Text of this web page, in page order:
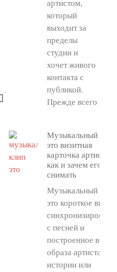
артистом,
который
выходит за
пределы
студии и
хочет живого
контакта с
публикой.
Прежде всего
Музыкальный клип
это визитная
карточка артиста:
как и зачем его
снимать
Музыкальный клип
это короткое видео,
с песней и
построенное
образа артиста,
истории или